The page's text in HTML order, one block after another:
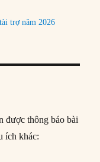
trợ năm 2026
được thông báo bài
ích khác: